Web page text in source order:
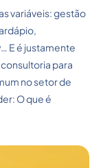
variáveis: gestão
E é justamente
para
no setor de
O que é